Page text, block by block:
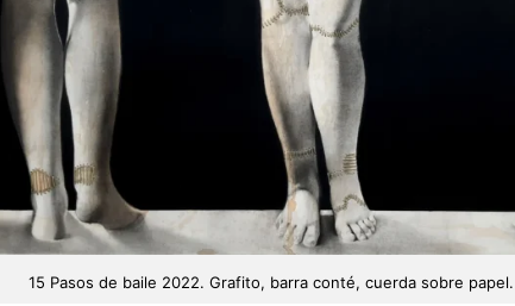
15 Pasos de baile 2022. Grafito, barra conté, cuerda sobre